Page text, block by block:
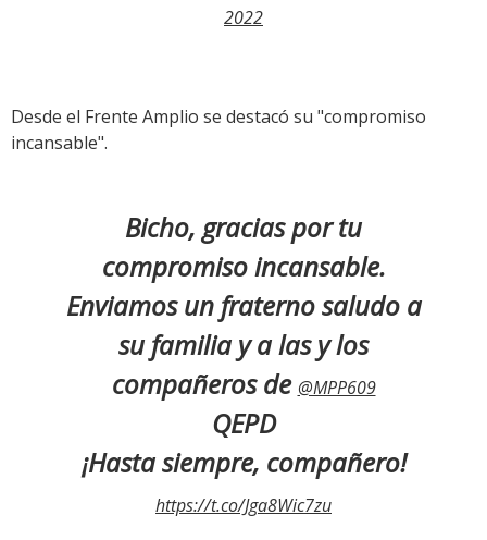
2022
Desde el Frente Amplio se destacó su "compromiso
incansable".
Bicho, gracias por tu
compromiso incansable.
Enviamos un fraterno saludo a
su familia y a las y los
compañeros de @MPP609
QEPD
¡Hasta siempre, compañero!
https://t.co/Jga8Wic7zu